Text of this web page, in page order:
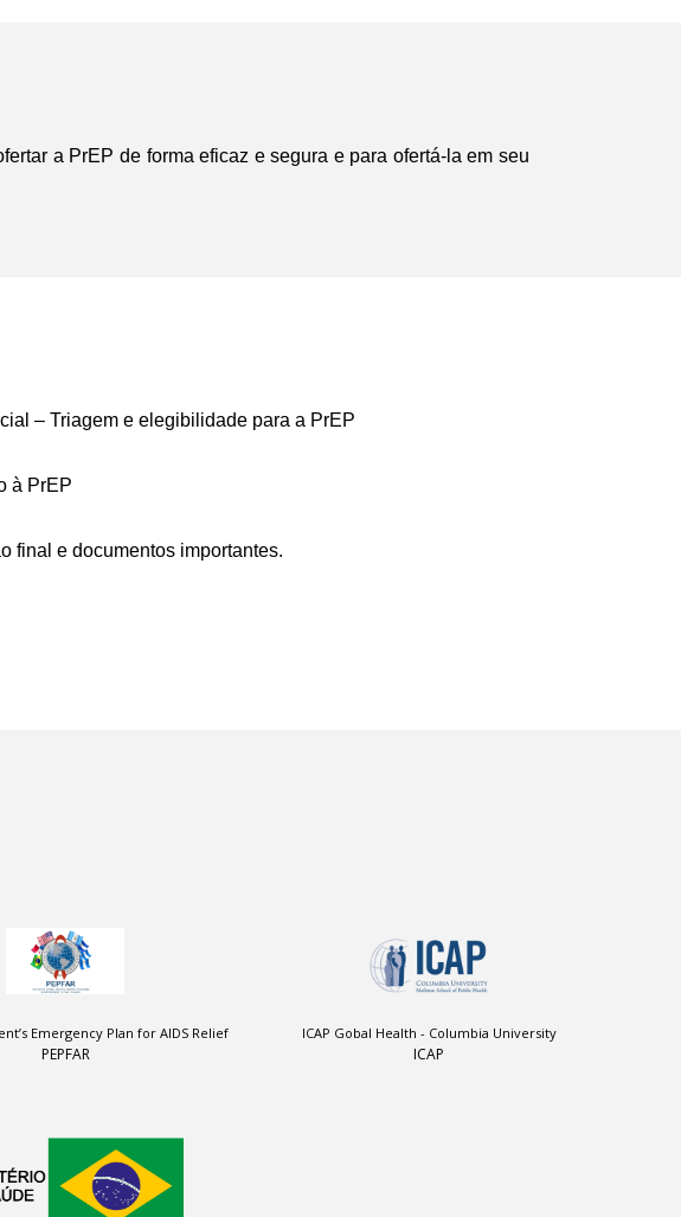
a PrEP de forma eficaz e segura e para ofertá-la em seu
– Triagem e elegibilidade para a PrEP
à PrEP
final e documentos importantes.
Emergency Plan for AIDS Relief
PEPFAR
ICAP Gobal Health - Columbia University
ICAP